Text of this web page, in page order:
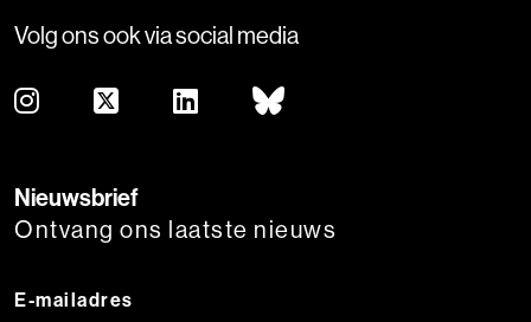
Volg ons ook via social media
Nieuwsbrief
Ontvang ons laatste nieuws
E-mailadres